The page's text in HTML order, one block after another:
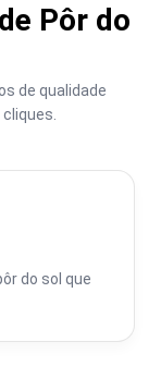
Pôr do
de qualidade
do sol que